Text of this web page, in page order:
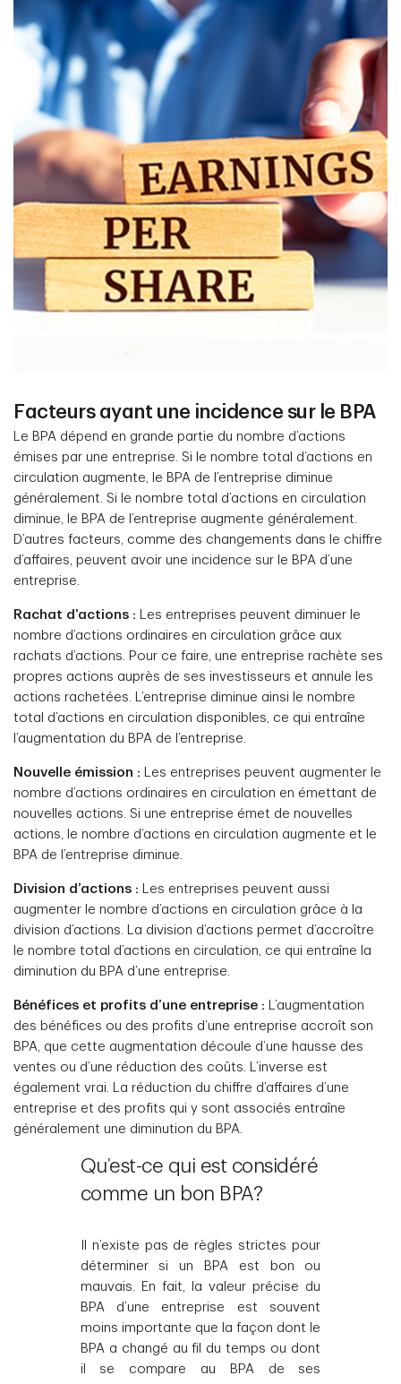
Facteurs ayant une incidence sur le BPA
Le BPA dépend en grande partie du nombre d’actions
émises par une entreprise. Si le nombre total d’actions en
circulation augmente, le BPA de l’entreprise diminue
généralement. Si le nombre total d’actions en circulation
diminue, le BPA de l’entreprise augmente généralement.
D’autres facteurs, comme des changements dans le chiffre
d’affaires, peuvent avoir une incidence sur le BPA d’une
entreprise.
Rachat d’actions : Les entreprises peuvent diminuer le
nombre d’actions ordinaires en circulation grâce aux
rachats d’actions. Pour ce faire, une entreprise rachète ses
propres actions auprès de ses investisseurs et annule les
actions rachetées. L’entreprise diminue ainsi le nombre
total d’actions en circulation disponibles, ce qui entraîne
l’augmentation du BPA de l’entreprise.
Nouvelle émission : Les entreprises peuvent augmenter le
nombre d’actions ordinaires en circulation en émettant de
nouvelles actions. Si une entreprise émet de nouvelles
actions, le nombre d’actions en circulation augmente et le
BPA de l’entreprise diminue.
Division d’actions : Les entreprises peuvent aussi
augmenter le nombre d’actions en circulation grâce à la
division d’actions. La division d’actions permet d’accroître
le nombre total d’actions en circulation, ce qui entraîne la
diminution du BPA d’une entreprise.
Bénéfices et profits d’une entreprise : L’augmentation
des bénéfices ou des profits d’une entreprise accroît son
BPA, que cette augmentation découle d’une hausse des
ventes ou d’une réduction des coûts. L’inverse est
également vrai. La réduction du chiffre d’affaires d’une
entreprise et des profits qui y sont associés entraîne
généralement une diminution du BPA.
Qu’est-ce qui est considéré
comme un bon BPA?
Il n’existe pas de règles strictes pour
déterminer si un BPA est bon ou
mauvais. En fait, la valeur précise du
BPA d’une entreprise est souvent
moins importante que la façon dont le
BPA a changé au fil du temps ou dont
il se compare au BPA de ses